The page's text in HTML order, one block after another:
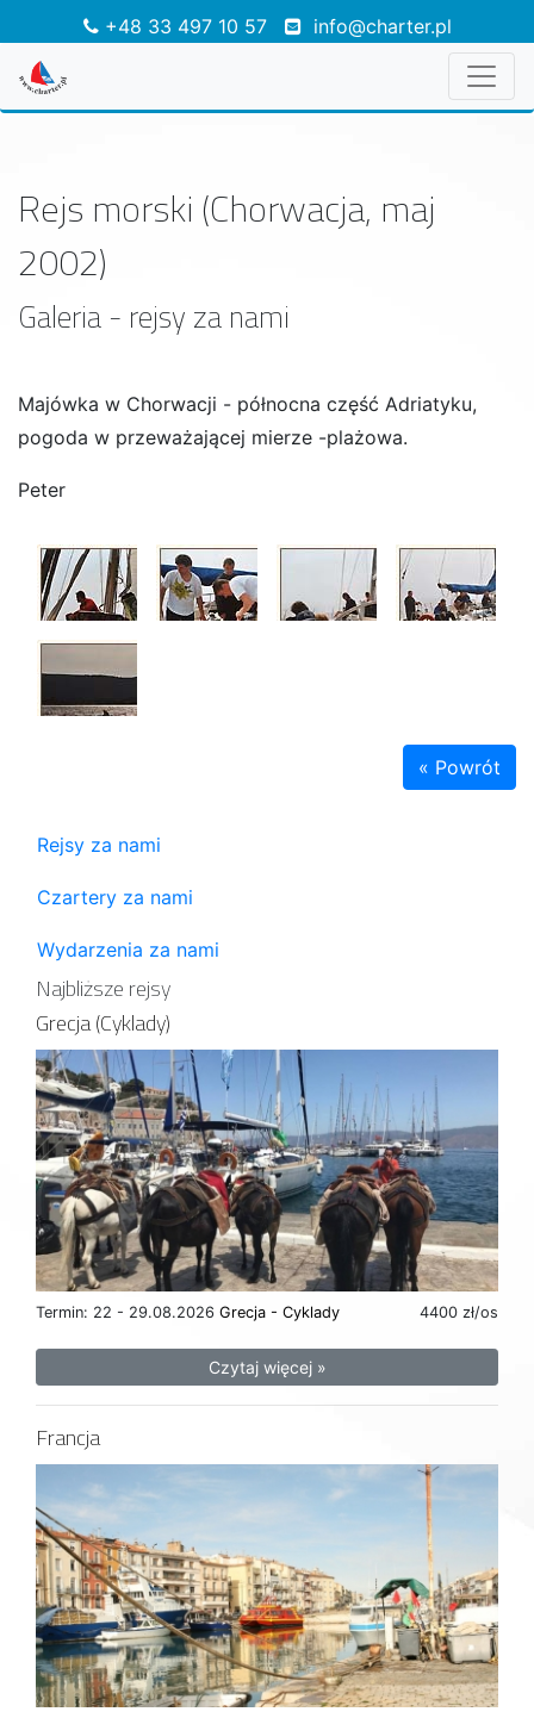
+48 33 497 10 57 info@charter.pl
Rejs morski (Chorwacja, maj
2002)
Galeria - rejsy za nami
Majówka w Chorwacji - północna część Adriatyku,
pogoda w przeważającej mierze -plażowa.
Peter
« Powrót
Rejsy za nami
Czartery za nami
Wydarzenia za nami
Najbliższe rejsy
Grecja (Cyklady)
Termin: 22 - 29.08.2026 4400 zł/os
Grecja - Cyklady
Czytaj więcej »
Francja